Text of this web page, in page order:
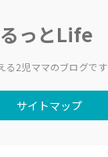
っとLife
る2児ママのブログです
サイトマップ